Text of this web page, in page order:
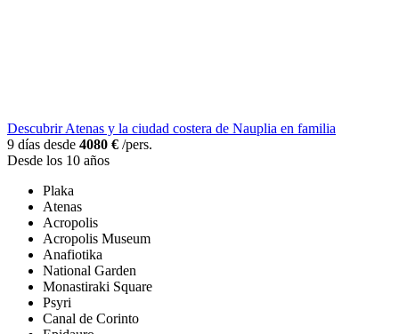
Descubrir Atenas y la ciudad costera de Nauplia en familia
9 días desde 4080 € /pers.
Desde los 10 años
Plaka
Atenas
Acropolis
Acropolis Museum
Anafiotika
National Garden
Monastiraki Square
Psyri
Canal de Corinto